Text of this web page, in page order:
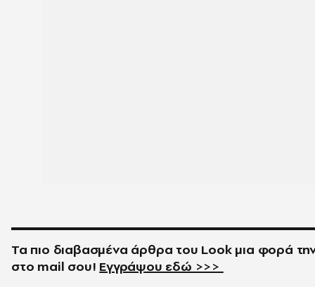
Τα πιο διαβασμένα άρθρα του Look μια φορά
στο mail σου! Εγγράψου εδώ >>>